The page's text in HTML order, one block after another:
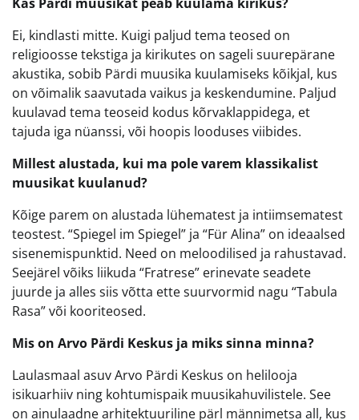
Ei, kindlasti mitte. Kuigi paljud tema teosed on
religioosse tekstiga ja kirikutes on sageli suurepärane
akustika, sobib Pärdi muusika kuulamiseks kõikjal, kus
on võimalik saavutada vaikus ja keskendumine. Paljud
kuulavad tema teoseid kodus kõrvaklappidega, et
tajuda iga nüanssi, või hoopis looduses viibides.
Millest alustada, kui ma pole varem klassikalist
muusikat kuulanud?
Kõige parem on alustada lühematest ja intiimsematest
teostest. “Spiegel im Spiegel” ja “Für Alina” on ideaalsed
sisenemispunktid. Need on meloodilised ja rahustavad.
Seejärel võiks liikuda “Fratrese” erinevate seadete
juurde ja alles siis võtta ette suurvormid nagu “Tabula
Rasa” või kooriteosed.
Mis on Arvo Pärdi Keskus ja miks sinna minna?
Laulasmaal asuv Arvo Pärdi Keskus on helilooja
isikuarhiiv ning kohtumispaik muusikahuvilistele. See
on ainulaadne arhitektuuriline pärl männimetsa all, kus